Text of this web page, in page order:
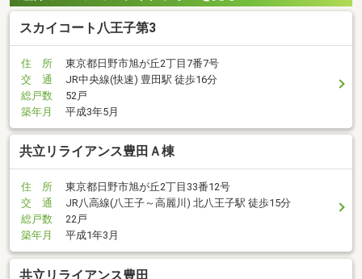
スカイコート八王子第3
住 所
東京都日野市旭が丘2丁目7番7号
交 通
JR中央線(快速) 豊田駅 徒歩16分
総戸数
52戸
築年月
平成3年5月
共立リライアンス豊田Ａ棟
住 所
東京都日野市旭が丘2丁目33番12号
交 通
JR八高線(八王子～高麗川) 北八王子駅 徒歩15分
総戸数
22戸
築年月
平成1年3月
共立リライアンス豊田